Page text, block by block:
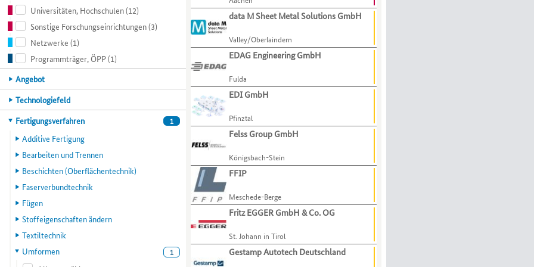
Verfahren
und
Aktivitäten
präsentieren.
gelangen.
Nutzen
Sie
die
Zugriffstaste
O,
um
zum
Menüpunkt
für
gelangen.
Nutzen
Zugriffstaste
Menüpunkt
Organisationen
anhand
von
verschiedenen
Kompetenzmerkmalen
einschränken.
Mit
der
Tabulatortaste
können
jeweils
nächsten
Kriterium
wechseln.
Universitäten, Hochschulen(12)
Sonstige Forschungseinrichtungen(3)
Netzwerke (1)
Programmträger, ÖPP(1)
Hauptkategorie
Angebot
Hauptkategorie
Technologiefeld
Hauptkategorie
Fertigungsverfahren 1
Additive Fertigung
Bearbeiten und Trennen
Beschichten (Oberflächentechnik)
Faserverbundtechnik
Fügen
Stoffeigenschaften ändern
Textiltechnik
1
Umformen
Liste.
Mit
der
Tabulatortaste
können
Sie
jeweils
nächsten
Organisation
data M Sheet Metal Solutions GmbH
Valley/Oberlaindern
EDAG Engineering GmbH
Fulda
EDI GmbH
Pfinztal
Felss Group GmbH
Königsbach-Stein
FFIP
Meschede-Berge
Fritz EGGER GmbH & Co. OG
St. Johann in Tirol
Gestamp Autotech Deutschland